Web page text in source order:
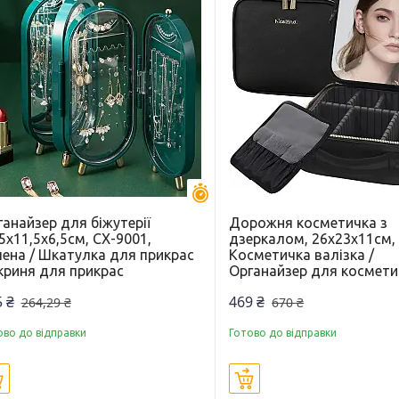
Залишилось 30 днів
для біжутерії
CX-9001,
/ Шкатулка для прикрас
для прикрас
₴ 264,29 ₴
до відправки
Дорожня косметичка з
дзеркалом,
Косметичка валізка /
Органайзер для
469 ₴ 670 ₴
Готово до відправки